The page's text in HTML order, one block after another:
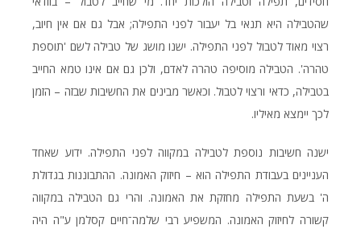
שהטבילה היא תנאי בל יעבור לפני התפילה; אבל גם אם אין חיוב,
רצוי מאוד לטבול לפני התפילה. ישנו מושג של טבילה לשם 'תוספת
טהרה'. הטבילה מוסיפה טהרה לאדם, ולכן גם אם אינו טמא החייב
בטבילה, כדאי ורצוי לטבול. וכאשר מבינים את החשיבות שבזה – הזמן
לכך יימצא מאיליו.
ישנה חשיבות נוספת לטבילה במקווה לפני התפילה. ידוע שאחד
העניינים בעבודת התפילה הוא – חיזוק האמונה. ההתבוננות בגדולת
ה' בשעת התפילה מחזקת את האמונה. והרי גם הטבילה במקווה
קשורה לחיזוק האמונה. המשפיע רבי שלמה־חיים קסלמן ע"ה היה